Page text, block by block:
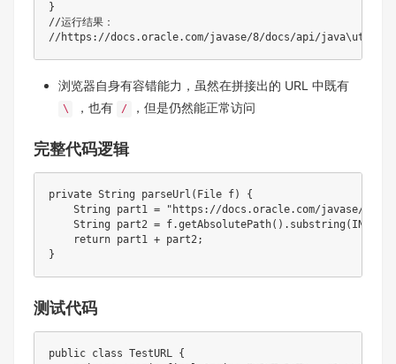
}
//运行结果：
//https://docs.oracle.com/javase/8/docs/api/
浏览器自身有容错能力，虽然在拼接出的 URL 中既有
\ ，也有 / ，但是仍然能正常访问
完整代码逻辑
private String parseUrl ( File f)
{
String part1 =
"https://docs.oracle.com/javase/8/
String part2 = f.getAbsolutePath( ) . substring (
return part1 + part2;
}
测试代码
public class TestURL {